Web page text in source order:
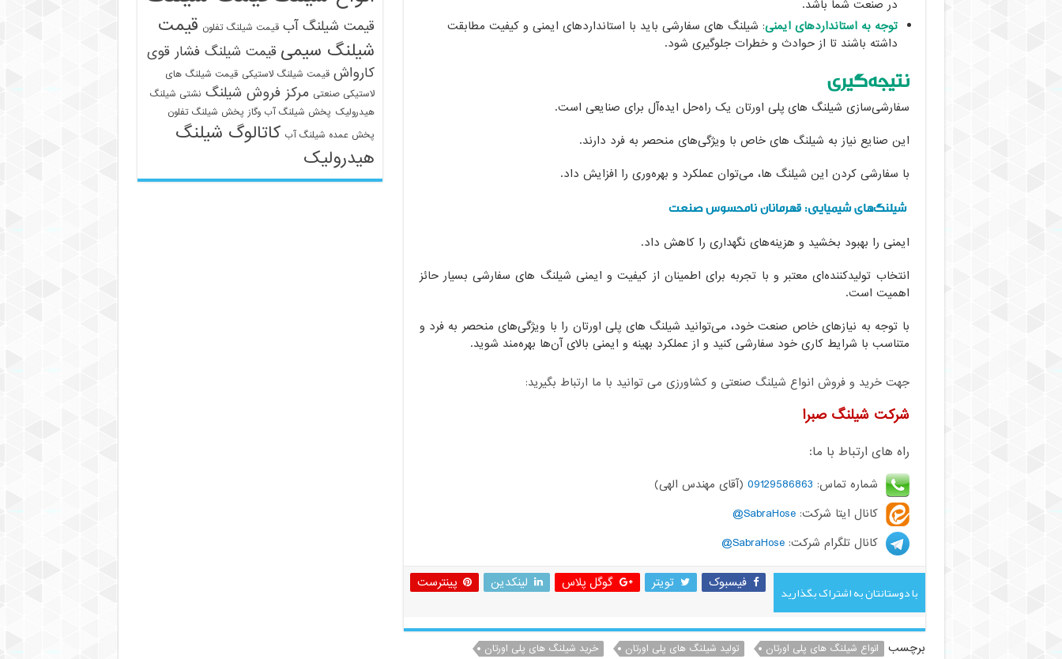
در صنعت شما باشد.
توجه به استانداردهای ایمنی: شیلنگ های سفارشی باید با استانداردهای ایمنی و کیفیت مطابقت
داشته باشند تا از حوادث و خطرات جلوگیری شود.
نتیجه‌گیری
سفارشی‌سازی شیلنگ های پلی اورتان یک راه‌حل ایده‌آل برای صنایعی است.
این صنایع نیاز به شیلنگ های خاص با ویژگی‌های منحصر به فرد دارند.
با سفارشی کردن این شیلنگ ها، می‌توان عملکرد و بهره‌وری را افزایش داد.
شیلنگ‌های شیمیایی: قهرمانان نامحسوس صنعت
ایمنی را بهبود بخشید و هزینه‌های نگهداری را کاهش داد.
انتخاب تولیدکننده‌ای معتبر و با تجربه برای اطمینان از کیفیت و ایمنی شیلنگ های سفارشی بسیار حائز
اهمیت است.
با توجه به نیازهای خاص صنعت خود، می‌توانید شیلنگ های پلی اورتان را با ویژگی‌های منحصر به فرد و
متناسب با شرایط کاری خود سفارشی کنید و از عملکرد بهینه و ایمنی بالای آن‌ها بهره‌مند شوید.
جهت خرید و فروش انواع شیلنگ صنعتی و کشاورزی می توانید با ما ارتباط بگیرید:
شرکت شیلنگ صبرا
راه های ارتباط با ما:
شماره تماس: 09129586863 (آقای مهندس الهی)
کانال ایتا شرکت:SabraHose@
کانال تلگرام شرکت:SabraHose@
با دوستانتان به اشتراک بگذارید فیسبوک تویتر گوگل پلاس لینکدین پینترست
برچسب انواع شیلنگ های پلی اورتان تولید شیلنگ های پلی اورتان خرید شیلنگ های پلی اورتان
قیمت شیلنگ آب قیمت شیلنگ تفلون قیمت
شیلنگ سیمی قیمت شیلنگ فشار قوی
کارواش قیمت شیلنگ لاستیکی قیمت شیلنگ های
لاستیکی صنعتی مرکز فروش شیلنگ نشتی شیلنگ
هیدرولیک پخش شیلنگ آب وگاز پخش شیلنگ تفلون
پخش عمده شیلنگ آب کاتالوگ شیلنگ
هیدرولیک